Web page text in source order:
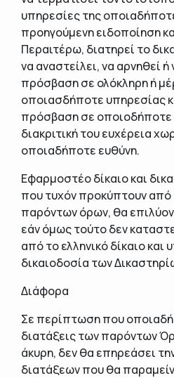
υπηρεσίες της
προηγούμενη ειδοποίηση
Περαιτέρω, διατηρεί το
να αναστείλει, να αρνηθεί
πρόσβαση σε ολόκληρη ή
οποιασδήποτε υπηρεσίας
πρόσβαση σε
διακριτική του ευχέρεια
οποιαδήποτε ευθύνη.
Εφαρμοστέο δίκαιο και
που τυχόν προκύπτουν
παρόντων όρων, θα
εάν όμως τούτο δεν
από το ελληνικό δίκαιο και
δικαιοδοσία των
Διάφορα
Σε περίπτωση που
διατάξεις των παρόντων
άκυρη, δεν θα επηρεάσει
διατάξεων που θα